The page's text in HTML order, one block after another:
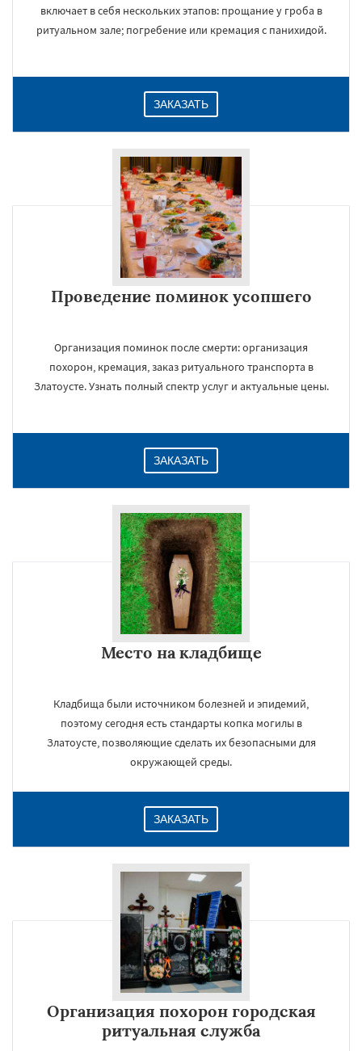
включает в себя нескольких этапов: прощание у гроба в
ритуальном зале; погребение или кремация с панихидой.
ЗАКАЗАТЬ
Проведение поминок усопшего
Организация поминок после смерти: организация
похорон, кремация, заказ ритуального транспорта в
Златоусте. Узнать полный спектр услуг и актуальные цены.
ЗАКАЗАТЬ
Место на кладбище
Кладбища были источником болезней и эпидемий,
поэтому сегодня есть стандарты копка могилы в
Златоусте, позволяющие сделать их безопасными для
окружающей среды.
ЗАКАЗАТЬ
Организация похорон городская
ритуальная служба